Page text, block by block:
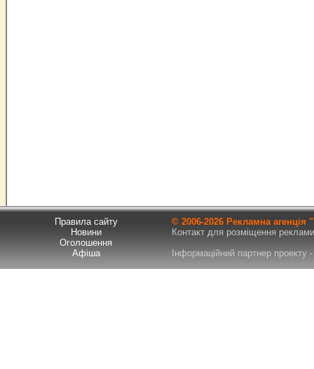
Правила сайту
Новини
Оголошення
Афіша
© 2006-2026 Рекламна
Контакт для розміщення
Інформаційний партнер проекту